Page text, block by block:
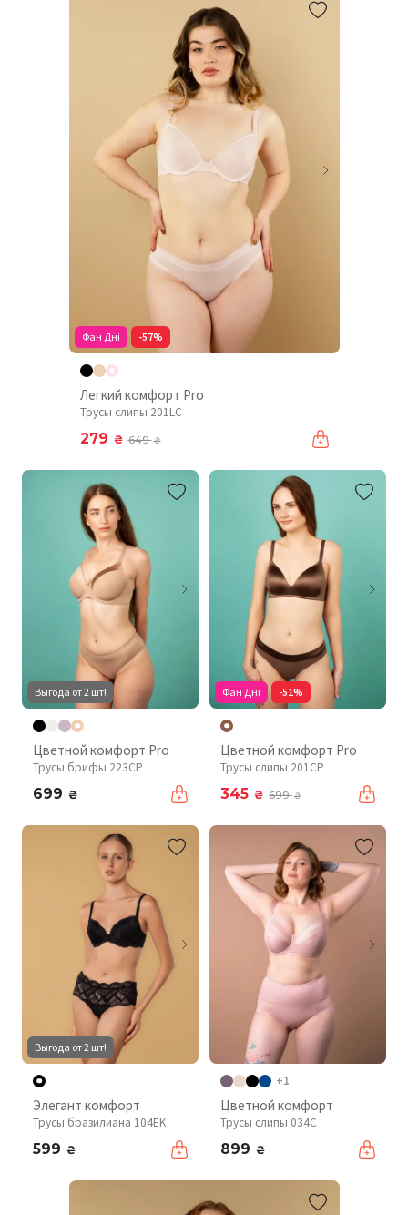
Фан Дні -57%
Легкий комфорт Pro
Трусы слипы 201LC
279 ₴ 649₴
Выгода от 2 шт!
Цветной комфорт Pro
Трусы брифы 223CP
699 ₴
Фан Дні -51%
Цветной комфорт Pro
Трусы слипы 201CP
345 ₴ 699₴
Выгода от 2 шт!
Элегант комфорт
Трусы бразилиана 104EK
599 ₴
+1
Цветной комфорт
Трусы слипы 034C
899 ₴